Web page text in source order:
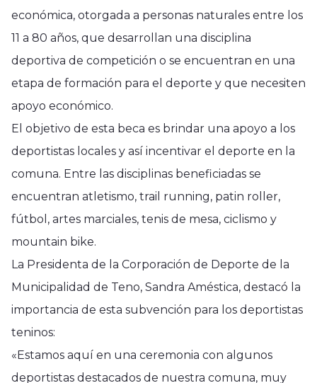
económica, otorgada a personas naturales entre los
11 a 80 años, que desarrollan una disciplina
deportiva de competición o se encuentran en una
etapa de formación para el deporte y que necesiten
apoyo económico.
El objetivo de esta beca es brindar una apoyo a los
deportistas locales y así incentivar el deporte en la
comuna. Entre las disciplinas beneficiadas se
encuentran atletismo, trail running, patin roller,
fútbol, artes marciales, tenis de mesa, ciclismo y
mountain bike.
La Presidenta de la Corporación de Deporte de la
Municipalidad de Teno, Sandra Améstica, destacó la
importancia de esta subvención para los deportistas
teninos:
«Estamos aquí en una ceremonia con algunos
deportistas destacados de nuestra comuna, muy